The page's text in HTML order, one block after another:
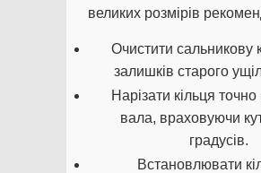
великих розмірів
Очистити сальникову
залишків старого
Нарізати кільця точно
вала, враховуючи
градусів.
Встановлювати